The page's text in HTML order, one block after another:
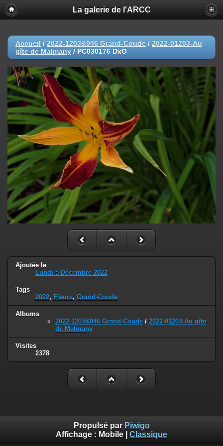
La galerie de l'ARCC
Accueil / 2022-1203&046 Grand-Coude / 2022-01203-Au
gîte de Malmany / PC030176 DxO
Ajoutée le
Lundi 5 Décembre 2022
Tags
2022, Fleurs, Grand-Coude
Albums
2022-1203&046 Grand-Coude / 2022-01203-Au gîte
de Malmany
Visites
2378
Propulsé par Piwigo
Affichage : Mobile Classique